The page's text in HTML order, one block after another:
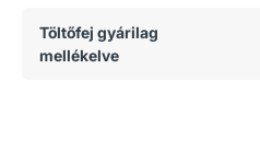
Töltőfej gyárilag
mellékelve